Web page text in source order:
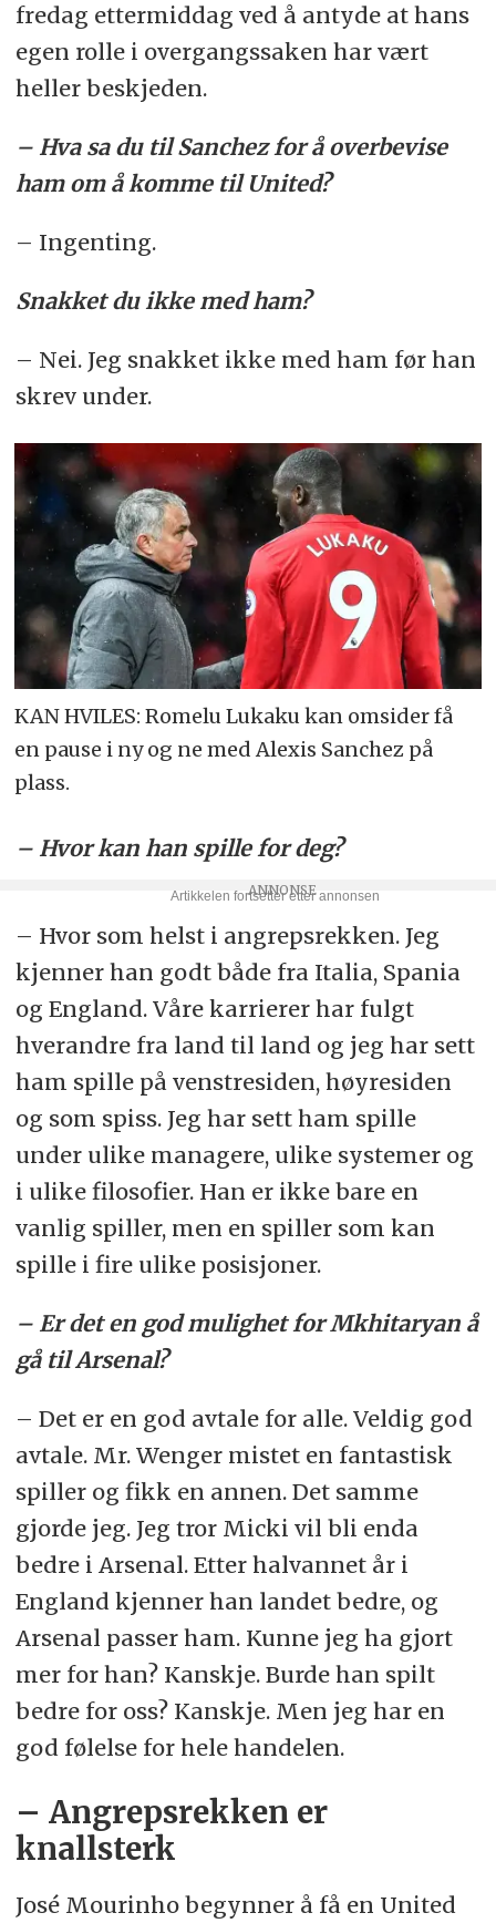
fredag ettermiddag ved å antyde at hans
egen rolle i overgangssaken har vært
heller beskjeden.
– Hva sa du til Sanchez for å overbevise
ham om å komme til United?
– Ingenting.
Snakket du ikke med ham?
– Nei. Jeg snakket ikke med ham før han
skrev under.
KAN HVILES: Romelu Lukaku kan omsider få
en pause i ny og ne med Alexis Sanchez på
plass.
– Hvor kan han spille for deg?
– Hvor som helst i angrepsrekken. Jeg
kjenner han godt både fra Italia, Spania
og England. Våre karrierer har fulgt
hverandre fra land til land og jeg har sett
ham spille på venstresiden, høyresiden
og som spiss. Jeg har sett ham spille
under ulike managere, ulike systemer og
i ulike filosofier. Han er ikke bare en
vanlig spiller, men en spiller som kan
spille i fire ulike posisjoner.
– Er det en god mulighet for Mkhitaryan å
gå til Arsenal?
– Det er en god avtale for alle. Veldig god
avtale. Mr. Wenger mistet en fantastisk
spiller og fikk en annen. Det samme
gjorde jeg. Jeg tror Micki vil bli enda
bedre i Arsenal. Etter halvannet år i
England kjenner han landet bedre, og
Arsenal passer ham. Kunne jeg ha gjort
mer for han? Kanskje. Burde han spilt
bedre for oss? Kanskje. Men jeg har en
god følelse for hele handelen.
– Angrepsrekken er
knallsterk
José Mourinho begynner å få en United